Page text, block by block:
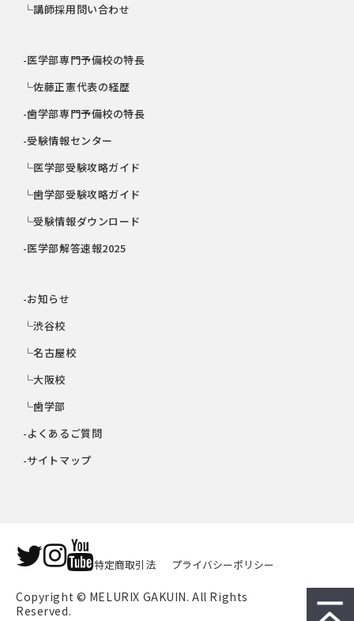
└講師採用問い合わせ
-医学部専門予備校の特長
└佐藤正憲代表の経歴
-歯学部専門予備校の特長
-受験情報センター
└医学部受験攻略ガイド
└歯学部受験攻略ガイド
└受験情報ダウンロード
-医学部解答速報2025
-お知らせ
└渋谷校
└名古屋校
└大阪校
└歯学部
-よくあるご質問
-サイトマップ
特定商取引法 プライバシーポリシー
Copyright © MELURIX GAKUIN. All Rights
Reserved.